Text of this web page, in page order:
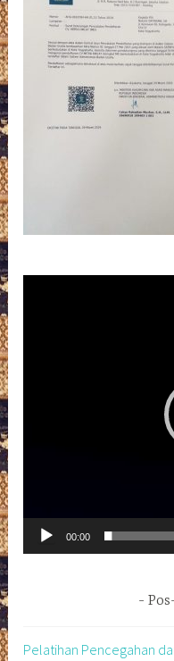
00:00
Pelatihan Pencegahan